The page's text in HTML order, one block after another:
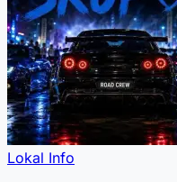
Lokal Info